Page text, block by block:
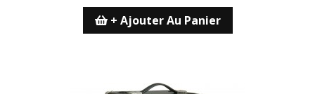
+ Ajouter Au Panier